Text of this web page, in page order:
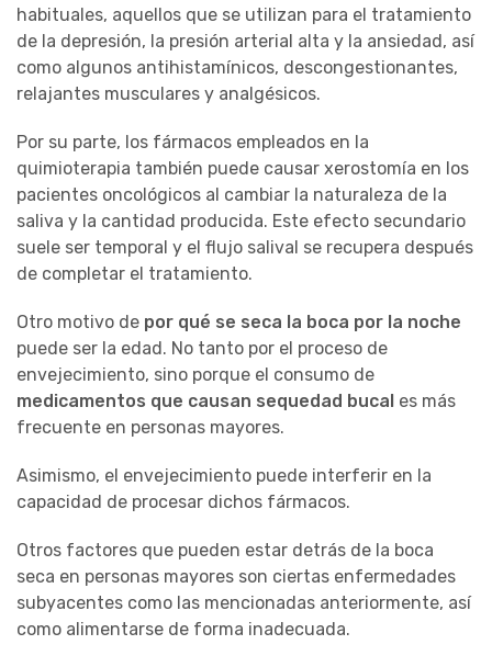
habituales, aquellos que se utilizan para el tratamiento
de la depresión, la presión arterial alta y la ansiedad, así
como algunos antihistamínicos, descongestionantes,
relajantes musculares y analgésicos.
Por su parte, los fármacos empleados en la
quimioterapia también puede causar xerostomía en los
pacientes oncológicos al cambiar la naturaleza de la
saliva y la cantidad producida. Este efecto secundario
suele ser temporal y el flujo salival se recupera después
de completar el tratamiento.
Otro motivo de por qué se seca la boca por la noche
puede ser la edad. No tanto por el proceso de
envejecimiento, sino porque el consumo de
medicamentos que causan sequedad bucal es más
frecuente en personas mayores.
Asimismo, el envejecimiento puede interferir en la
capacidad de procesar dichos fármacos.
Otros factores que pueden estar detrás de la boca
seca en personas mayores son ciertas enfermedades
subyacentes como las mencionadas anteriormente, así
como alimentarse de forma inadecuada.